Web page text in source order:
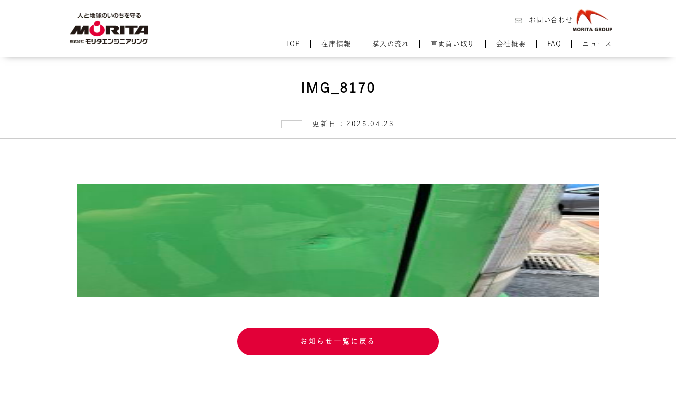
お問い合わせ
TOP 在庫情報 購入の流れ 車両買い取り 会社概要 FAQ ニュース
IMG_8170
更新日：2025.04.23
お知らせ一覧に戻る